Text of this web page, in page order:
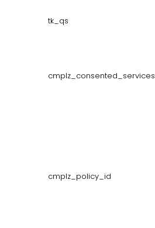
tk_qs
cmplz_consented_services
cmplz_policy_id